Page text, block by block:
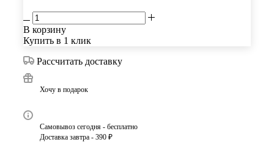
В корзину
Купить в 1 клик
Рассчитать доставку
Хочу в подарок
Самовывоз сегодня - бесплатно
Доставка завтра - 390 ₽